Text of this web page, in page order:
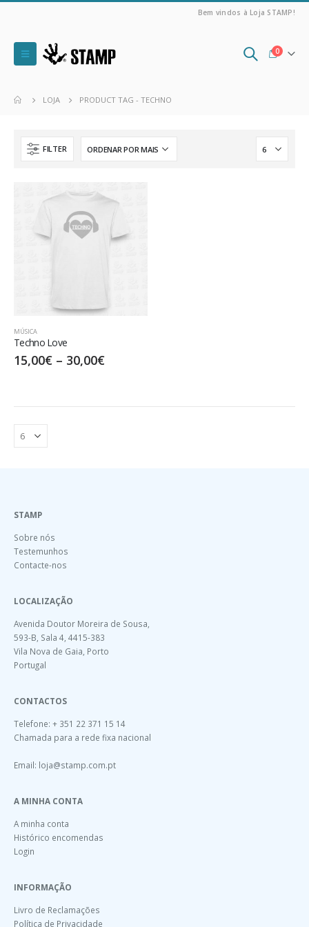
Bem vindos à Loja STAMP!
0
LOJA PRODUCT TAG - TECHNO
FILTER
MÚSICA
Techno Love
15,00€ – 30,00€
STAMP
Sobre nós
Testemunhos
Contacte-nos
LOCALIZAÇÃO
Avenida Doutor Moreira de Sousa,
593-B, Sala 4, 4415-383
Vila Nova de Gaia, Porto
Portugal
CONTACTOS
Telefone: + 351 22 371 15 14
Chamada para a rede fixa nacional
Email: loja@stamp.com.pt
A MINHA CONTA
A minha conta
Histórico encomendas
Login
INFORMAÇÃO
Livro de Reclamações
Política de Privacidade